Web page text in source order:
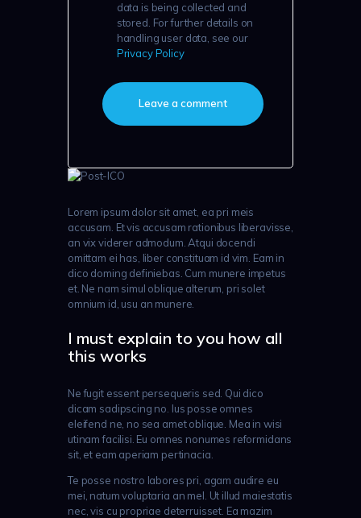
data is being collected and
stored. For further details on
handling user data, see our
Privacy Policy
Lorem ipsum dolor sit amet, ea pri meis
accusam. Et vis accusam rationibus liberavisse,
an vix viderer admodum. Atqui docendi
omittam ei has, liber constituam id vim. Eam in
dico doming definiebas. Cum munere impetus
et. Ne nam simul oblique alterum, pri solet
omnium id, usu an munere.
I must explain to you how all
this works
Ne fugit essent persequeris sed. Qui dico
dicam sadipscing no. Ius posse omnes
eleifend ne, no sea amet oblique. Mea in wisi
utinam facilisi. Eu omnes nonumes reformidans
sit, et eam aperiam pertinacia.
Te posse nostro labores pri, agam audire eu
mei, natum voluptaria an mel. Ut illud maiestatis
nec, vis cu propriae deterruisset. Ea mazim